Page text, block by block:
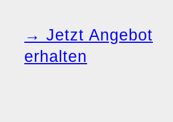
→ Jetzt Angebot
erhalten